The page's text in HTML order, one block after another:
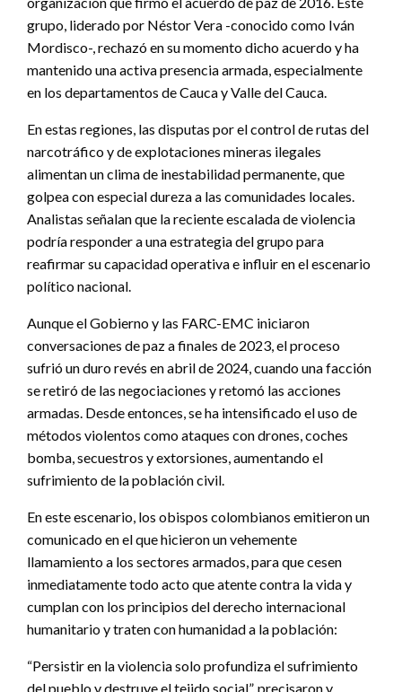
grupo, liderado por Néstor Vera -conocido como Iván
Mordisco-, rechazó en su momento dicho acuerdo y ha
mantenido una activa presencia armada, especialmente
en los departamentos de Cauca y Valle del Cauca.
En estas regiones, las disputas por el control de rutas del
narcotráfico y de explotaciones mineras ilegales
alimentan un clima de inestabilidad permanente, que
golpea con especial dureza a las comunidades locales.
Analistas señalan que la reciente escalada de violencia
podría responder a una estrategia del grupo para
reafirmar su capacidad operativa e influir en el escenario
político nacional.
Aunque el Gobierno y las FARC-EMC iniciaron
conversaciones de paz a finales de 2023, el proceso
sufrió un duro revés en abril de 2024, cuando una facción
se retiró de las negociaciones y retomó las acciones
armadas. Desde entonces, se ha intensificado el uso de
métodos violentos como ataques con drones, coches
bomba, secuestros y extorsiones, aumentando el
sufrimiento de la población civil.
En este escenario, los obispos colombianos emitieron un
comunicado en el que hicieron un vehemente
llamamiento a los sectores armados, para que cesen
inmediatamente todo acto que atente contra la vida y
cumplan con los principios del derecho internacional
humanitario y traten con humanidad a la población:
“Persistir en la violencia solo profundiza el sufrimiento
del pueblo y destruye el tejido social”, precisaron y